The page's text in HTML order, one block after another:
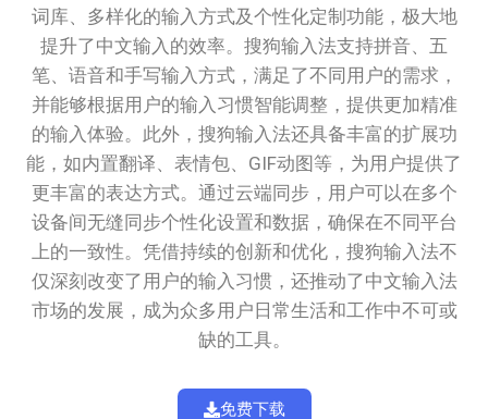
词库、多样化的输入方式及个性化定制功能，极大地
提升了中文输入的效率。搜狗输入法支持拼音、五
笔、语音和手写输入方式，满足了不同用户的需求，
并能够根据用户的输入习惯智能调整，提供更加精准
的输入体验。此外，搜狗输入法还具备丰富的扩展功
能，如内置翻译、表情包、GIF动图等，为用户提供了
更丰富的表达方式。通过云端同步，用户可以在多个
设备间无缝同步个性化设置和数据，确保在不同平台
上的一致性。凭借持续的创新和优化，搜狗输入法不
仅深刻改变了用户的输入习惯，还推动了中文输入法
市场的发展，成为众多用户日常生活和工作中不可或
缺的工具。
免费下载